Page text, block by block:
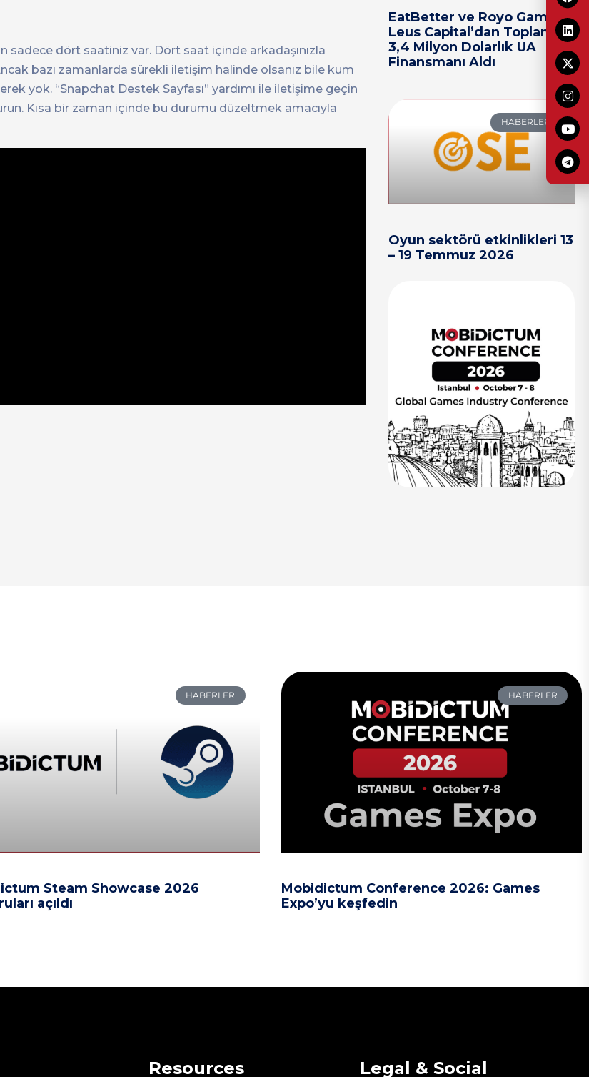
dört saatiniz var. Dört saat içinde arkadaşınızla
bazı zamanlarda sürekli iletişim halinde olsanız bile kum
yok. “Snapchat Destek Sayfası” yardımı ile iletişime geçin
Kısa bir zaman içinde bu durumu düzeltmek amacıyla
EatBetter ve Royo Games,
Leus Capital’dan Toplam
3,4 Milyon Dolarlık UA
Finansmanı Aldı
HABERLER
Oyun sektörü etkinlikleri 13
– 19 Temmuz 2026
HABERLER
Steam Showcase 2026
açıldı
HABERLER
Mobidictum Conference 2026: Games
Expo’yu keşfedin
Resources Legal & Social